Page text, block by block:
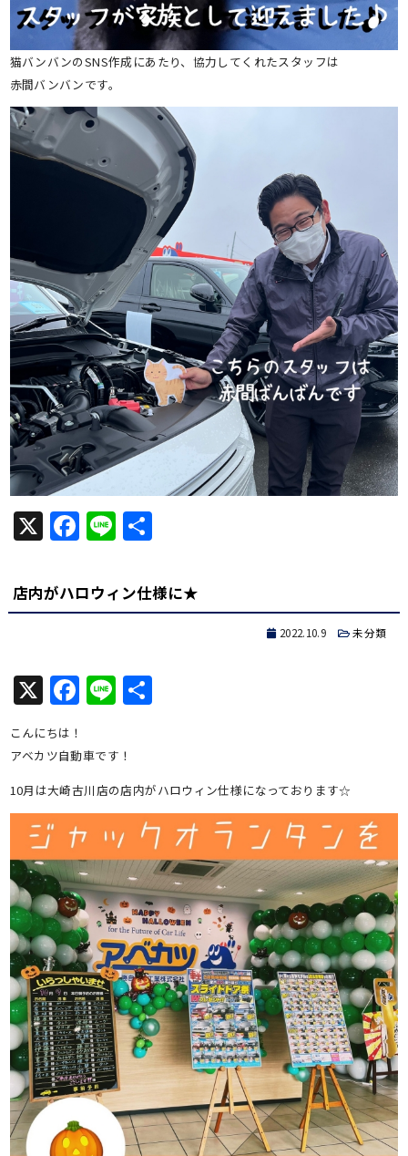
猫バンバンのSNS作成にあたり、協力してくれたスタッフは
赤間バンバンです。
X Facebook
Line共
店内がハロウィン仕様に★
2022.10.9 未分類
X Facebook
Line共
こんにちは！
アベカツ自動車です！
10月は大崎古川店の店内がハロウィン仕様になっております☆